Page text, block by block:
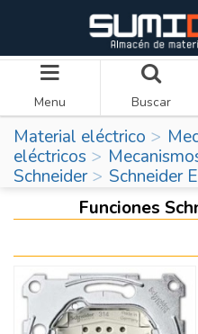
Menu Buscar
Material eléctrico
eléctricos
Schneider
Schneider
Funciones